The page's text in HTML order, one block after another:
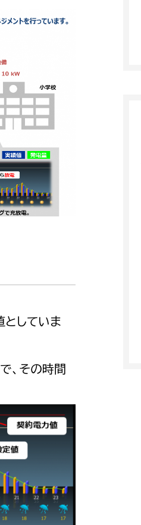
していま
、その時間